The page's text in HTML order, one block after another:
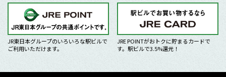
JR東日本グループのいろいろな駅ビルで
ご利用いただけます。
JRE POINTがおトクに貯まるカードで
す。駅ビルで3.5%還元！